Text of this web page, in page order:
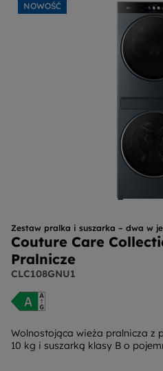
NOWOŚĆ
Zestaw pralka i suszarka – dwa w
Couture Care
Pralnicze
CLC108GNU1
Wolnostojąca wieża pralnicza z
10 kg i suszarką klasy B o